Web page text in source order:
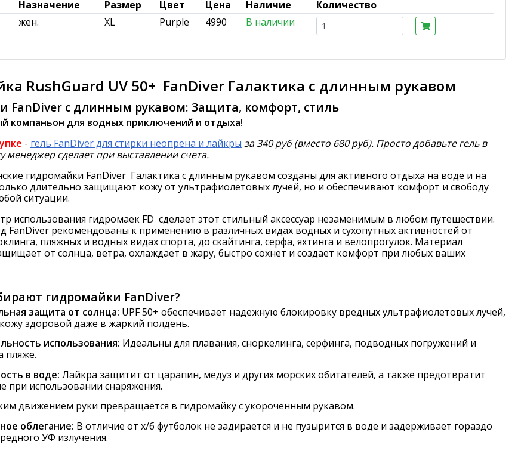
Назначение Размер Цвет Цена Наличие
Количество
жен. XL Purple 4990 В наличии
RushGuard UV 50+ FanDiver Галактика с длинным рукавом
FanDiver с длинным рукавом: Защита, комфорт, стиль
компаньон для водных приключений и отдыха!
- гель FanDiver для стирки неопрена и лайкры за 340 руб (вместо 680 руб). Просто добавьте гель в
менеджер сделает при выставлении счета.
гидромайки FanDiver Галактика с длинным рукавом созданы для активного отдыха на воде и на
длительно защищают кожу от ультрафиолетовых лучей, но и обеспечивают комфорт и свободу
ситуации.
использования гидромаек FD сделает этот стильный аксессуар незаменимым в любом путешествии.
FanDiver рекомендованы к применению в различных видах водных и сухопутных активностей от
пляжных и водных видах спорта, до скайтинга, серфа, яхтинга и велопрогулок. Материал
от солнца, ветра, охлаждает в жару, быстро сохнет и создает комфорт при любых ваших
гидромайки FanDiver?
защита от солнца: UPF 50+ обеспечивает надежную блокировку вредных ультрафиолетовых лучей,
здоровой даже в жаркий полдень.
использования: Идеальны для плавания, сноркелинга, серфинга, подводных погружений и
пляже.
в воде: Лайкра защитит от царапин, медуз и других морских обитателей, а также предотвратит
при использовании снаряжения.
движением руки превращается в гидромайку с укороченным рукавом.
облегание: В отличие от х/б футболок не задирается и не пузырится в воде и задерживает гораздо
УФ излучения.